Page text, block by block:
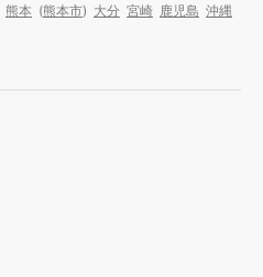
熊本 (熊本市) 大分 宮崎 鹿児島 沖縄